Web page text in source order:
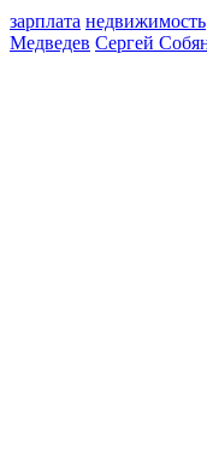
зарплата недвижимость
Медведев Сергей